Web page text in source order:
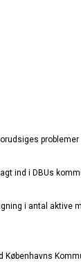
ind i DBUs
i antal aktive